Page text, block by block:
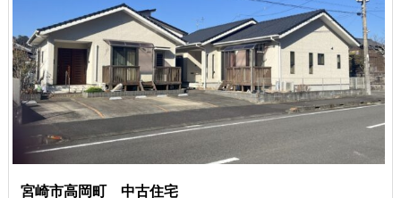
宮崎市高岡町 中古住宅